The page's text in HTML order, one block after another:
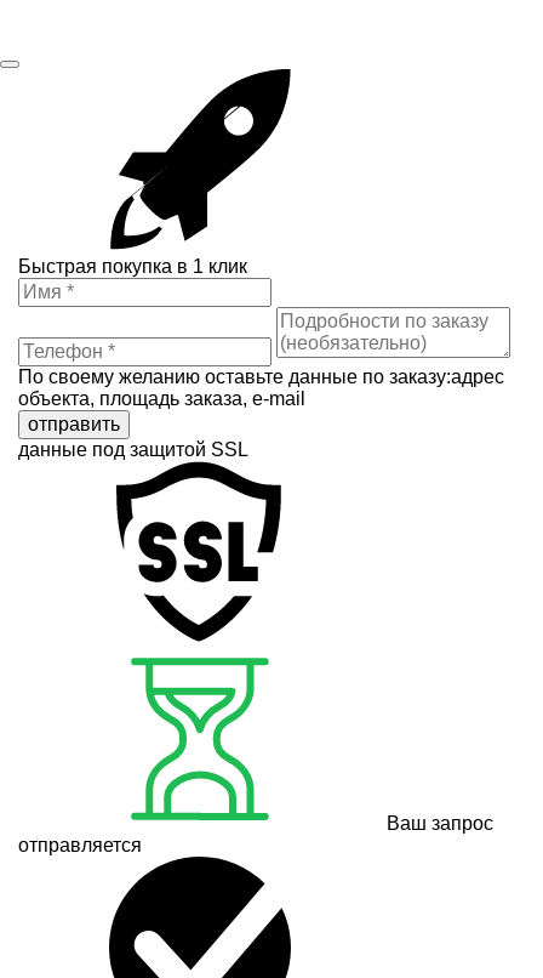
Быстрая покупка в 1 клик
По своему желанию оставьте данные по заказу:адрес
объекта, площадь заказа, e-mail
отправить
данные под защитой SSL
Ваш запрос
отправляется